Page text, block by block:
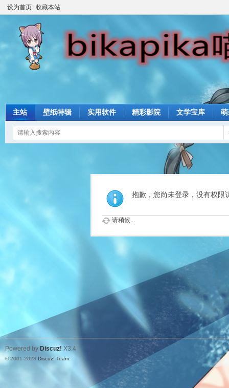
设为首页 收藏本站
主站 壁纸特辑 实用软件 精彩影院 文学宝库
抱歉，您尚未登录，没有权限
请稍候...
Powered by Discuz! X3.4
© 2001-2023 Discuz! Team.